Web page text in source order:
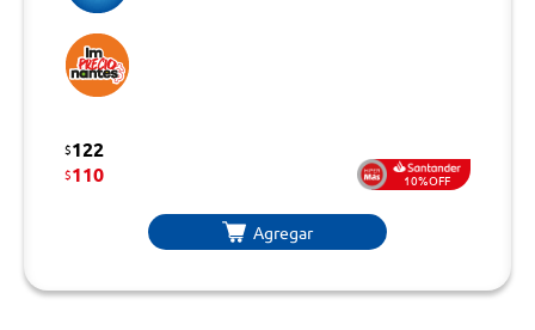
$122
$110 10%OFF
Agregar